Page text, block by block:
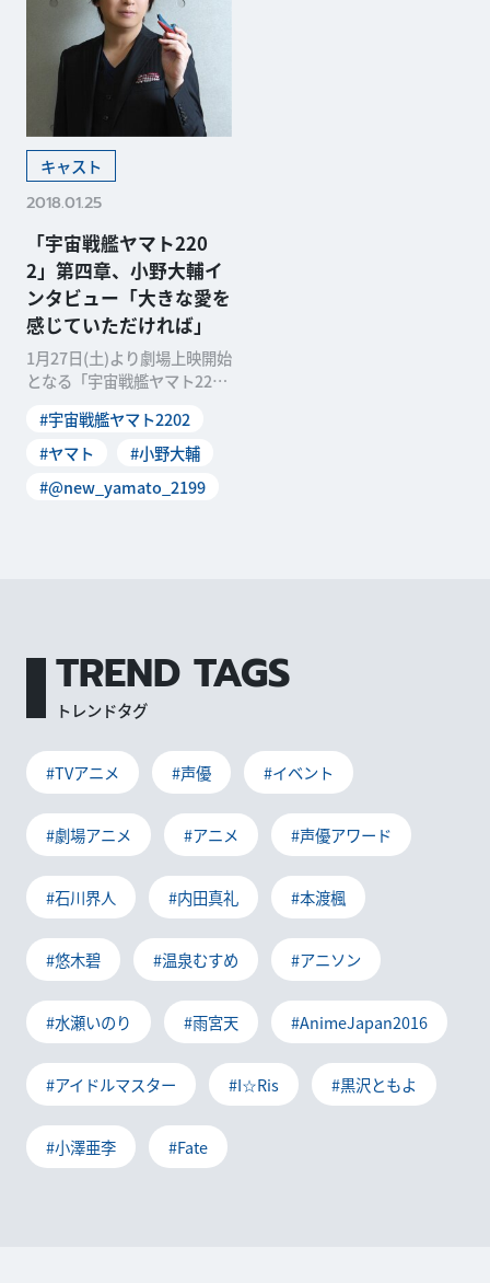
キャスト
2018.01.25
「宇宙戦艦ヤマト220
2」第四章、小野大輔イ
ンタビュー「大きな愛を
感じていただければ」
1月27日(土)より劇場上映開始
となる「宇宙戦艦ヤマト2202
命篇」を前に
#宇宙戦艦ヤマト2202
#ヤマト
#小野大輔
#@new_yamato_2199
TREND TAGS
トレンドタグ
#TVアニメ #声優 #イベント
#劇場アニメ #アニメ #声優アワード
#石川界人 #内田真礼 #本渡楓
#悠木碧 #温泉むすめ #アニソン
#水瀬いのり #雨宮天 #AnimeJapan2016
#アイドルマスター #I☆Ris #黒沢ともよ
#小澤亜李 #Fate